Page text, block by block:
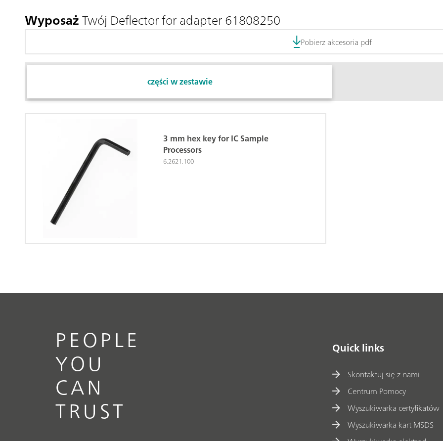
WyposażTwój Deflector for adapter 61808250
Pobierz akcesoria pdf
części w zestawie
3 mm hex key for IC Sample
Processors
6.2621.100
PEOPLE
YOU
CAN
TRUST
Quick links
Skontaktuj się z nami
Centrum Pomocy
Wyszukiwarka certyfikatów
Wyszukiwarka kart MSDS